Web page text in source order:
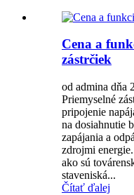
Cena a
zástrčiek
od admina dňa
Priemyselné
pripojenie
na dosiahnutie
zapájania a
zdrojmi
ako sú
staveniská...
Čítať ďalej